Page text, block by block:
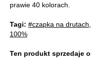
prawie 40 kolorach.
Tagi: #czapka na drutach
100%
Ten produkt sprzedaje